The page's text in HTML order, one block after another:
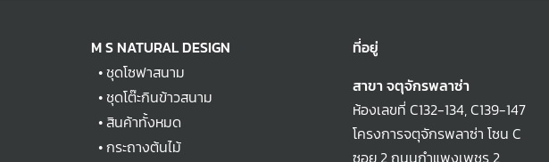
M S NATURAL DESIGN
•ชุดโซฟาสนาม
•ชุดโต๊ะกินข้าวสนาม
•สินค้าทั้งหมด
•กระถางต้นไม้
ที่อยู่
สาขา จตุจักรพลาซ่า
ห้องเลขที่ C132-134, C139-147
โครงการจตุจักรพลาซ่า โซน C
ซอย 2 ถนนกำแพงเพชร 2